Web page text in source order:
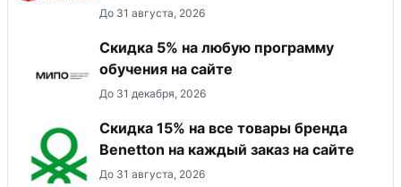
До 31 августа, 2026
Скидка 5% на любую программу
обучения на сайте
До 31 декабря, 2026
Скидка 15% на все товары бренда
Benetton на каждый заказ на сайте
До 31 августа, 2026